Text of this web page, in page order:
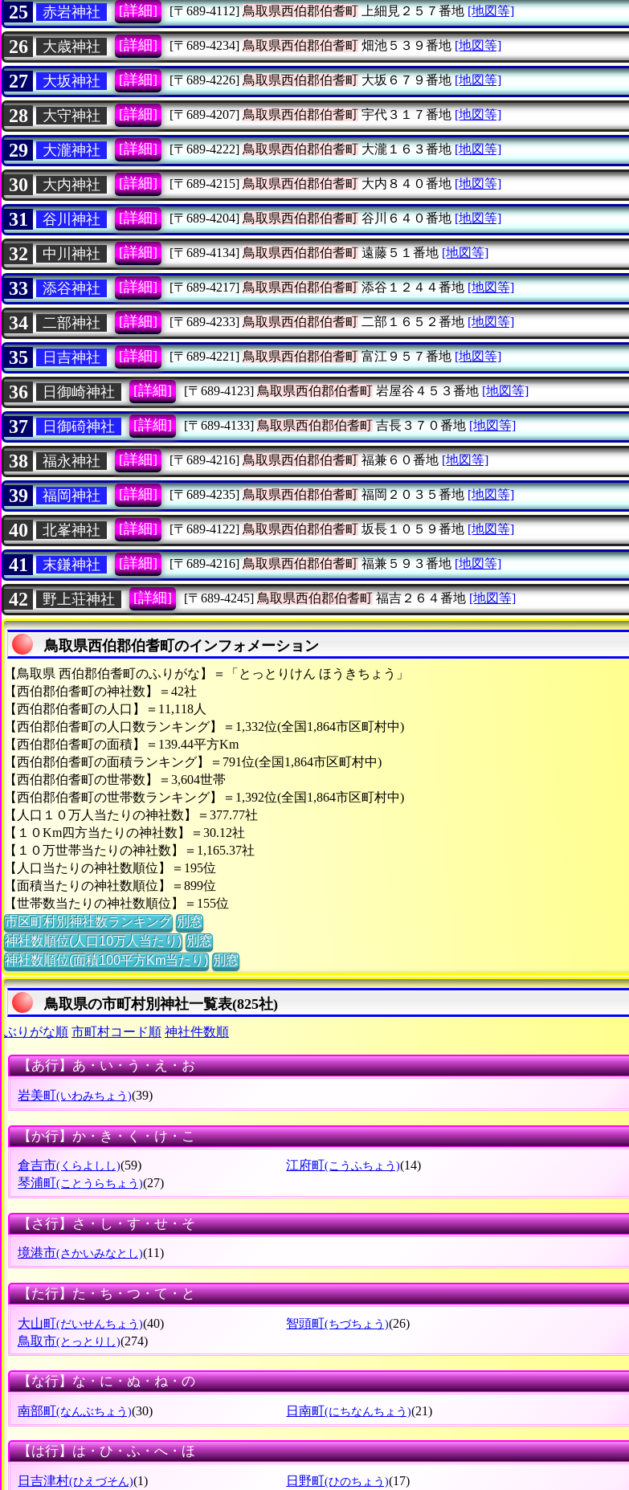
25 赤岩神社 [詳細] [〒689-4112] 鳥取県西伯郡伯耆町上細見２５７番地 [地図等]
26 大歳神社 [詳細] [〒689-4234] 鳥取県西伯郡伯耆町畑池５３９番地 [地図等]
27 大坂神社 [詳細] [〒689-4226] 鳥取県西伯郡伯耆町大坂６７９番地 [地図等]
28 大守神社 [詳細] [〒689-4207] 鳥取県西伯郡伯耆町宇代３１７番地 [地図等]
29 大瀧神社 [詳細] [〒689-4222] 鳥取県西伯郡伯耆町大瀧１６３番地 [地図等]
30 大内神社 [詳細] [〒689-4215] 鳥取県西伯郡伯耆町大内８４０番地 [地図等]
31 谷川神社 [詳細] [〒689-4204] 鳥取県西伯郡伯耆町谷川６４０番地 [地図等]
32 中川神社 [詳細] [〒689-4134] 鳥取県西伯郡伯耆町遠藤５１番地 [地図等]
33 添谷神社 [詳細] [〒689-4217] 鳥取県西伯郡伯耆町添谷１２４４番地 [地図等]
34 二部神社 [詳細] [〒689-4233] 鳥取県西伯郡伯耆町二部１６５２番地 [地図等]
35 日吉神社 [詳細] [〒689-4221] 鳥取県西伯郡伯耆町富江９５７番地 [地図等]
36 日御崎神社 [詳細] [〒689-4123] 鳥取県西伯郡伯耆町岩屋谷４５３番地 [地図等]
37 日御碕神社 [詳細] [〒689-4133] 鳥取県西伯郡伯耆町吉長３７０番地 [地図等]
38 福永神社 [詳細] [〒689-4216] 鳥取県西伯郡伯耆町福兼６０番地 [地図等]
39 福岡神社 [詳細] [〒689-4235] 鳥取県西伯郡伯耆町福岡２０３５番地 [地図等]
40 北峯神社 [詳細] [〒689-4122] 鳥取県西伯郡伯耆町坂長１０５９番地 [地図等]
41 末鎌神社 [詳細] [〒689-4216] 鳥取県西伯郡伯耆町福兼５９３番地 [地図等]
42 野上荘神社 [詳細] [〒689-4245] 鳥取県西伯郡伯耆町福吉２６４番地 [地図等]
鳥取県西伯郡伯耆町のインフォメーション
【鳥取県 西伯郡伯耆町のふりがな】＝「とっとりけん ほうきちょう」
【西伯郡伯耆町の神社数】＝42社
【西伯郡伯耆町の人口】＝11,118人
【西伯郡伯耆町の人口数ランキング】＝1,332位(全国1,864市区町村中)
【西伯郡伯耆町の面積】＝139.44平方Km
【西伯郡伯耆町の面積ランキング】＝791位(全国1,864市区町村中)
【西伯郡伯耆町の世帯数】＝3,604世帯
【西伯郡伯耆町の世帯数ランキング】＝1,392位(全国1,864市区町村中)
【人口１０万人当たりの神社数】＝377.77社
【１０Km四方当たりの神社数】＝30.12社
【１０万世帯当たりの神社数】＝1,165.37社
【人口当たりの神社数順位】＝195位
【面積当たりの神社数順位】＝899位
【世帯数当たりの神社数順位】＝155位
市区町村別神社数ランキング 別窓
神社数順位(人口10万人当たり) 別窓
神社数順位(面積100平方Km当たり) 別窓
鳥取県の市町村別神社一覧表(825社)
ぶりがな順 市町村コード順 神社件数順
【あ行】あ・い・う・え・お
岩美町(いわみちょう)(39)
【か行】か・き・く・け・こ
倉吉市(くらよしし)(59) 江府町(こうふちょう)(14)
琴浦町(ことうらちょう)(27)
【さ行】さ・し・す・せ・そ
境港市(さかいみなとし)(11)
【た行】た・ち・つ・て・と
大山町(だいせんちょう)(40) 智頭町(ちづちょう)(26)
鳥取市(とっとりし)(274)
【な行】な・に・ぬ・ね・の
南部町(なんぶちょう)(30) 日南町(にちなんちょう)(21)
【は行】は・ひ・ふ・へ・ほ
日吉津村(ひえづそん)(1) 日野町(ひのちょう)(17)